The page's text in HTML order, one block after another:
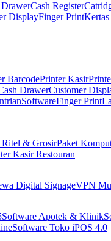
DrawerCash Register
DisplayFinger Print
BarcodePrinter Kasir
DrawerCustomer
SoftwareFinger Print
Ritel & GrosirPaket
Kasir Restouran
Digital SignageVPN
Software Apotek & Klinik
Software Toko iPOS 4.0